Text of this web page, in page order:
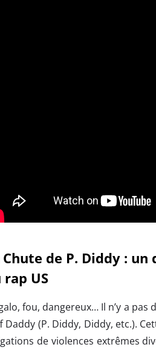
Chute de P. Diddy :
rap US
fou, dangereux… Il n’y a
Daddy (P. Diddy, Diddy, etc.).
de violences extrêmes